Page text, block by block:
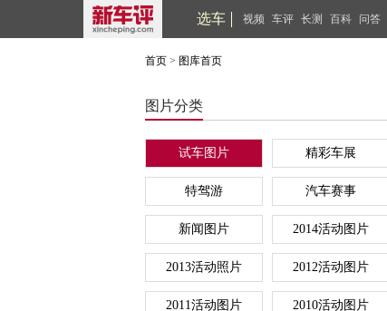
选车 视频 车评 长测 百科 问答
首页 > 图库首页
图片分类
试车图片 精彩车展
特驾游 汽车赛事
新闻图片 2014活动图片
2013活动照片 2012活动图片
2011活动图片 2010活动图片